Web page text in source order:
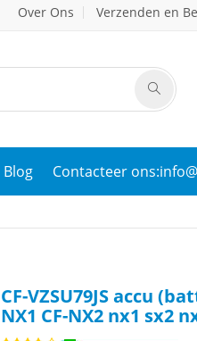
Over Ons Verzenden en
Blog Contacteer
CF-VZSU79JS accu
NX1 CF-NX2 nx1 sx2